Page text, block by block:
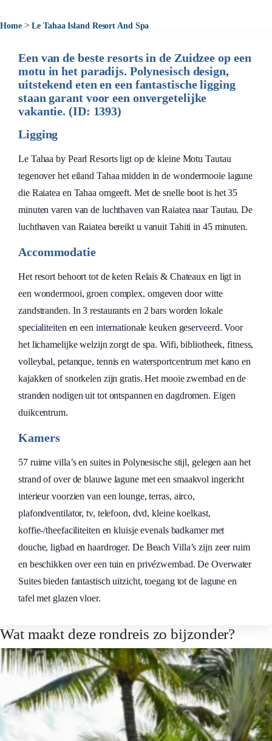
Home>Le Tahaa Island Resort And Spa
Een van de beste resorts in de Zuidzee op een
motu in het paradijs. Polynesisch design,
uitstekend eten en een fantastische ligging
staan garant voor een onvergetelijke
vakantie. (ID: 1393)
Ligging
Le Tahaa by Pearl Resorts ligt op de kleine Motu Tautau
tegenover het eiland Tahaa midden in de wondermooie lagune
die Raiatea en Tahaa omgeeft. Met de snelle boot is het 35
minuten varen van de luchthaven van Raiatea naar Tautau. De
luchthaven van Raiatea bereikt u vanuit Tahiti in 45 minuten.
Accommodatie
Het resort behoort tot de keten Relais & Chateaux en ligt in
een wondermooi, groen complex, omgeven door witte
zandstranden. In 3 restaurants en 2 bars worden lokale
specialiteiten en een internationale keuken geserveerd. Voor
het lichamelijke welzijn zorgt de spa. Wifi, bibliotheek, fitness,
volleybal, petanque, tennis en watersportcentrum met kano en
kajakken of snorkelen zijn gratis. Het mooie zwembad en de
stranden nodigen uit tot ontspannen en dagdromen. Eigen
duikcentrum.
Kamers
57 ruime villa’s en suites in Polynesische stijl, gelegen aan het
strand of over de blauwe lagune met een smaakvol ingericht
interieur voorzien van een lounge, terras, airco,
plafondventilator, tv, telefoon, dvd, kleine koelkast,
koffie-/theefaciliteiten en kluisje evenals badkamer met
douche, ligbad en haardroger. De Beach Villa’s zijn zeer ruim
en beschikken over een tuin en privézwembad. De Overwater
Suites bieden fantastisch uitzicht, toegang tot de lagune en
tafel met glazen vloer.
Wat maakt deze rondreis zo bijzonder?